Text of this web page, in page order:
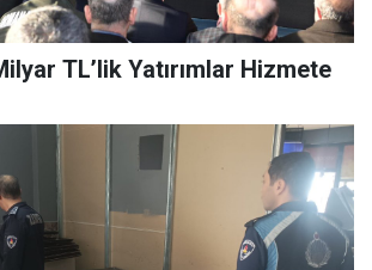
TL’lik Yatırımlar Hizmete